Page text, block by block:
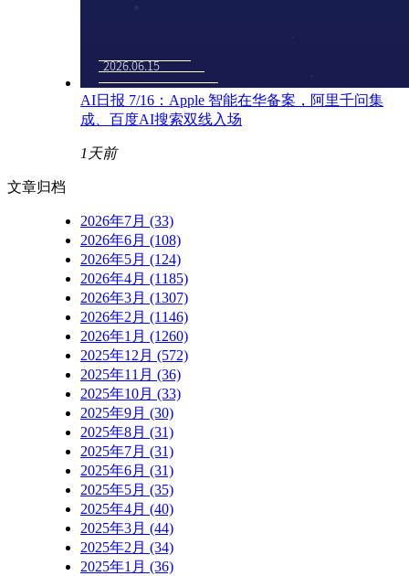
AI日报 7/16：Apple 智能在华备案，阿里千问集
成、百度AI搜索双线入场
1天前
文章归档
2026年7月 (33)
2026年6月 (108)
2026年5月 (124)
2026年4月 (1185)
2026年3月 (1307)
2026年2月 (1146)
2026年1月 (1260)
2025年12月 (572)
2025年11月 (36)
2025年10月 (33)
2025年9月 (30)
2025年8月 (31)
2025年7月 (31)
2025年6月 (31)
2025年5月 (35)
2025年4月 (40)
2025年3月 (44)
2025年2月 (34)
2025年1月 (36)